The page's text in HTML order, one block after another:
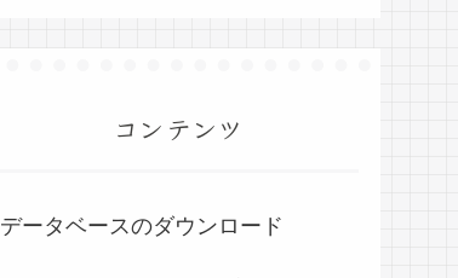
コンテンツ
データベースのダウンロード